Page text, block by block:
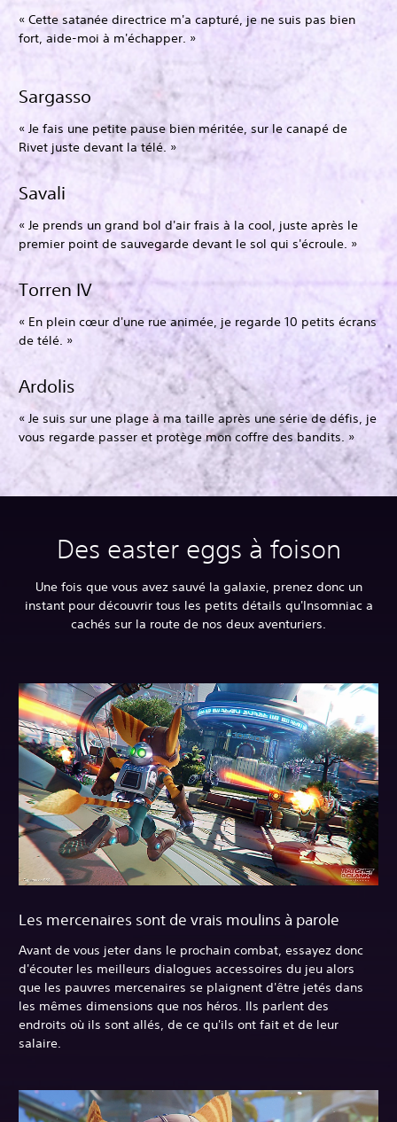
« Cette satanée directrice m'a capturé, je ne suis pas bien
fort, aide-moi à m'échapper. »
Sargasso
« Je fais une petite pause bien méritée, sur le canapé de
Rivet juste devant la télé. »
Savali
« Je prends un grand bol d'air frais à la cool, juste après le
premier point de sauvegarde devant le sol qui s'écroule. »
Torren IV
« En plein cœur d'une rue animée, je regarde 10 petits écrans
de télé. »
Ardolis
« Je suis sur une plage à ma taille après une série de défis, je
vous regarde passer et protège mon coffre des bandits. »
Des easter eggs à foison
Une fois que vous avez sauvé la galaxie, prenez donc un
instant pour découvrir tous les petits détails qu'Insomniac a
cachés sur la route de nos deux aventuriers.
Les mercenaires sont de vrais moulins à parole
Avant de vous jeter dans le prochain combat, essayez donc
d'écouter les meilleurs dialogues accessoires du jeu alors
que les pauvres mercenaires se plaignent d'être jetés dans
les mêmes dimensions que nos héros. Ils parlent des
endroits où ils sont allés, de ce qu'ils ont fait et de leur
salaire.